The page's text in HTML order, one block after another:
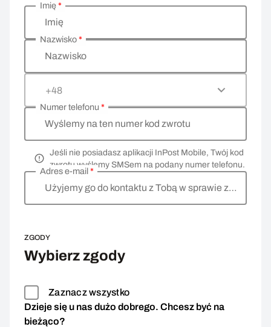
Wprowadź swoje dane osobowe
Imię
Imię*
Nazwisko
Nazwisko*
+48
Wyślemy na ten numer kod zwrotu
Numer telefonu *
Jeśli nie posiadasz aplikacji InPost Mobile, Twój kod
zwrotu wyślemy SMSem na podany numer telefonu.
Użyjemy go do kontaktu z Tobą w sprawie zwrotu
Adres e-mail *
ZGODY
Wybierz zgody
Zaznacz wszystko
Dzieje się u nas dużo dobrego. Chcesz być na
bieżąco?